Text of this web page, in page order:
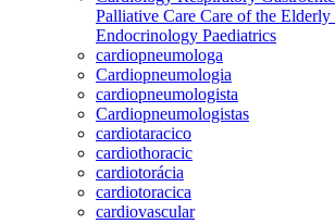
Palliative Care Care of the Elderly
Endocrinology Paediatrics
cardiopneumologa
Cardiopneumologia
cardiopneumologista
Cardiopneumologistas
cardiotaracico
cardiothoracic
cardiotorácia
cardiotoracica
cardiovascular